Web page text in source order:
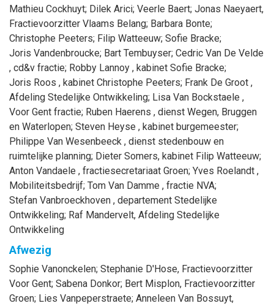
Mathieu Cockhuyt; Dilek Arici; Veerle Baert; Jonas Naeyaert,
Fractievoorzitter Vlaams Belang; Barbara Bonte;
Christophe Peeters; Filip Watteeuw; Sofie Bracke;
Joris Vandenbroucke; Bart Tembuyser; Cedric Van De Velde
, cd&v fractie; Robby Lannoy , kabinet Sofie Bracke;
Joris Roos , kabinet Christophe Peeters; Frank De Groot ,
Afdeling Stedelijke Ontwikkeling; Lisa Van Bockstaele ,
Voor Gent fractie; Ruben Haerens , dienst Wegen, Bruggen
en Waterlopen; Steven Heyse , kabinet burgemeester;
Philippe Van Wesenbeeck , dienst stedenbouw en
ruimtelijke planning; Dieter Somers, kabinet Filip Watteeuw;
Anton Vandaele , fractiesecretariaat Groen; Yves Roelandt ,
Mobiliteitsbedrijf; Tom Van Damme , fractie NVA;
Stefan Vanbroeckhoven , departement Stedelijke
Ontwikkeling; Raf Mandervelt, Afdeling Stedelijke
Ontwikkeling
Afwezig
Sophie Vanonckelen; Stephanie D'Hose, Fractievoorzitter
Voor Gent; Sabena Donkor; Bert Misplon, Fractievoorzitter
Groen; Lies Vanpeperstraete; Anneleen Van Bossuyt,